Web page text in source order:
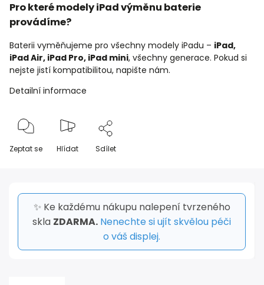
Pro které modely iPad výměnu baterie
provádíme?
Baterii vyměňujeme pro všechny modely iPadu – iPad,
iPad Air, iPad Pro, iPad mini, všechny generace. Pokud si
nejste jistí kompatibilitou, napište nám.
Detailní informace
Zeptat se Hlídat Sdílet
✨ Ke každému nákupu nalepení tvrzeného
skla ZDARMA. Nenechte si ujít skvělou péči
o váš displej.